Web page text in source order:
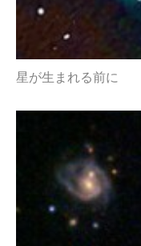
星が生まれる前に